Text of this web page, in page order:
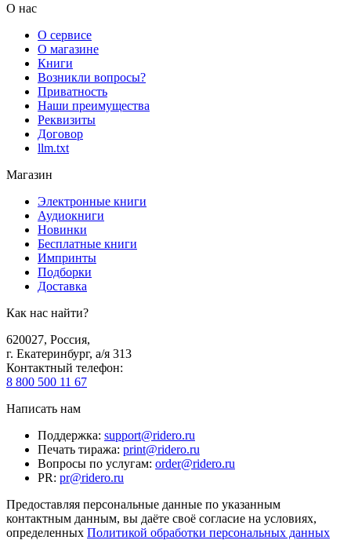
О нас
О сервисе
О магазине
Книги
Возникли вопросы?
Приватность
Наши преимущества
Реквизиты
Договор
llm.txt
Магазин
Электронные книги
Аудиокниги
Новинки
Бесплатные книги
Импринты
Подборки
Доставка
Как нас найти?
620027, Россия,
г. Екатеринбург, а/я 313
Контактный телефон:
8 800 500 11 67
Написать нам
Поддержка: support@ridero.ru
Печать тиража: print@ridero.ru
Вопросы по услугам: order@ridero.ru
PR: pr@ridero.ru
Предоставляя персональные данные по указанным
контактным данным, вы даёте своё согласие на условиях,
определенных Политикой обработки персональных данных